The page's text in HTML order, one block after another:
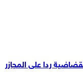
ردا على المجازر